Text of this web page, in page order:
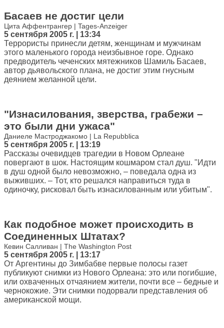
Басаев не достиг цели
Цита Аффентрангер | Tages-Anzeiger
5 сентября 2005 г. | 13:34
Террористы принесли детям, женщинам и мужчинам
этого маленького города неизбывное горе. Однако
предводитель чеченских мятежников Шамиль Басаев,
автор дьявольского плана, не достиг этим гнусным
деянием желанной цели.
"Изнасилования, зверства, грабежи –
это были дни ужаса"
Даниеле Мастроджакомо | La Repubblica
5 сентября 2005 г. | 13:19
Рассказы очевидцев трагедии в Новом Орлеане
повергают в шок. Настоящим кошмаром стал душ. "Идти
в душ одной было невозможно, – поведала одна из
выживших. – Тот, кто решался направиться туда в
одиночку, рисковал быть изнасилованным или убитым".
Как подобное может происходить в
Соединенных Штатах?
Кевин Салливан | The Washington Post
5 сентября 2005 г. | 13:17
От Аргентины до Зимбабве первые полосы газет
публикуют снимки из Нового Орлеана: это или погибшие,
или охваченных отчаянием жители, почти все – бедные и
чернокожие. Эти снимки подорвали представления об
американской мощи.